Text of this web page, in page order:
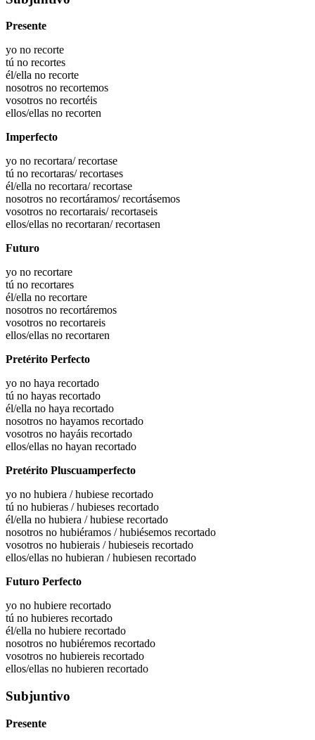
Presente
yo no recorte
tú no recortes
él/ella no recorte
nosotros no recortemos
vosotros no recortéis
ellos/ellas no recorten
Imperfecto
yo no recortara/ recortase
tú no recortaras/ recortases
él/ella no recortara/ recortase
nosotros no recortáramos/ recortásemos
vosotros no recortarais/ recortaseis
ellos/ellas no recortaran/ recortasen
Futuro
yo no recortare
tú no recortares
él/ella no recortare
nosotros no recortáremos
vosotros no recortareis
ellos/ellas no recortaren
Pretérito Perfecto
yo no haya recortado
tú no hayas recortado
él/ella no haya recortado
nosotros no hayamos recortado
vosotros no hayáis recortado
ellos/ellas no hayan recortado
Pretérito Pluscuamperfecto
yo no hubiera / hubiese recortado
tú no hubieras / hubieses recortado
él/ella no hubiera / hubiese recortado
nosotros no hubiéramos / hubiésemos recortado
vosotros no hubierais / hubieseis recortado
ellos/ellas no hubieran / hubiesen recortado
Futuro Perfecto
yo no hubiere recortado
tú no hubieres recortado
él/ella no hubiere recortado
nosotros no hubiéremos recortado
vosotros no hubiereis recortado
ellos/ellas no hubieren recortado
Subjuntivo
Presente